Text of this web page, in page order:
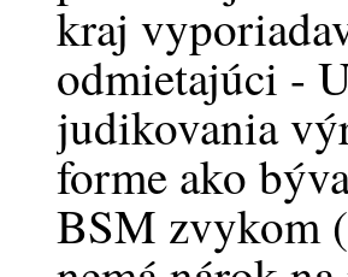
kraj
odmietajúci -
judikovania
forme ako
BSM zvykom